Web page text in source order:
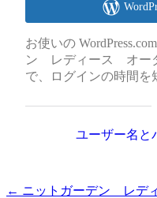
お使いの
ン レディース オー
で、ログインの時間を
ユーザー名と
← ニットガーデン レデ